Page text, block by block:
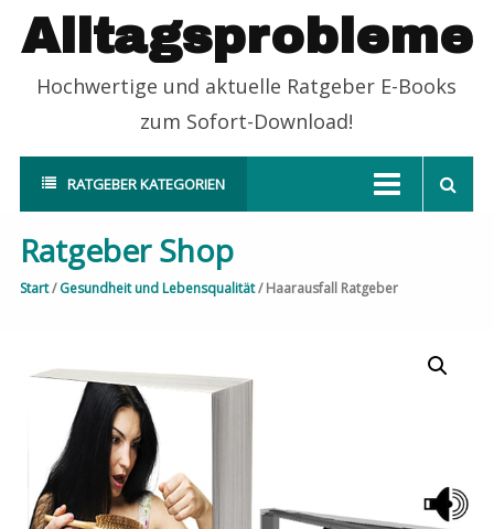
Alltagsprobleme
Hochwertige und aktuelle Ratgeber E-Books
zum Sofort-Download!
RATGEBER KATEGORIEN
Ratgeber Shop
Start/Gesundheit und Lebensqualität/ Haarausfall Ratgeber